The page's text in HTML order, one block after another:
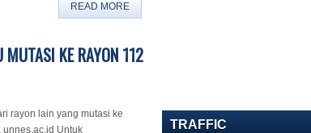
READ MORE
MUTASI KE RAYON 112
rayon lain yang mutasi ke
unnes.ac.id Untuk
TRAFFIC